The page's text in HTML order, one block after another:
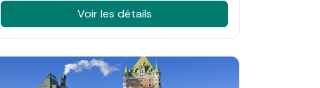
Voir les détails